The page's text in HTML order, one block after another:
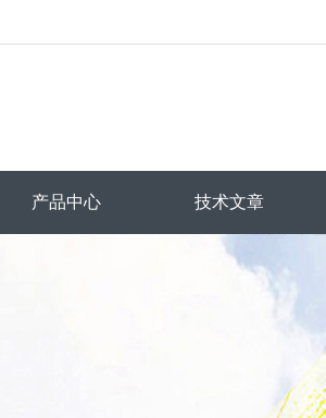
产品中心 技术文章